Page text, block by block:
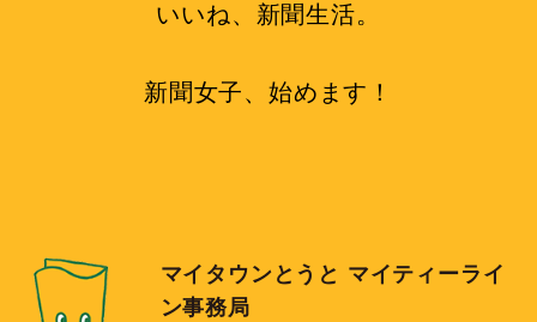
いいね、新聞生活。
新聞女子、始めます！
マイタウンとうと マイティーライ
ン事務局